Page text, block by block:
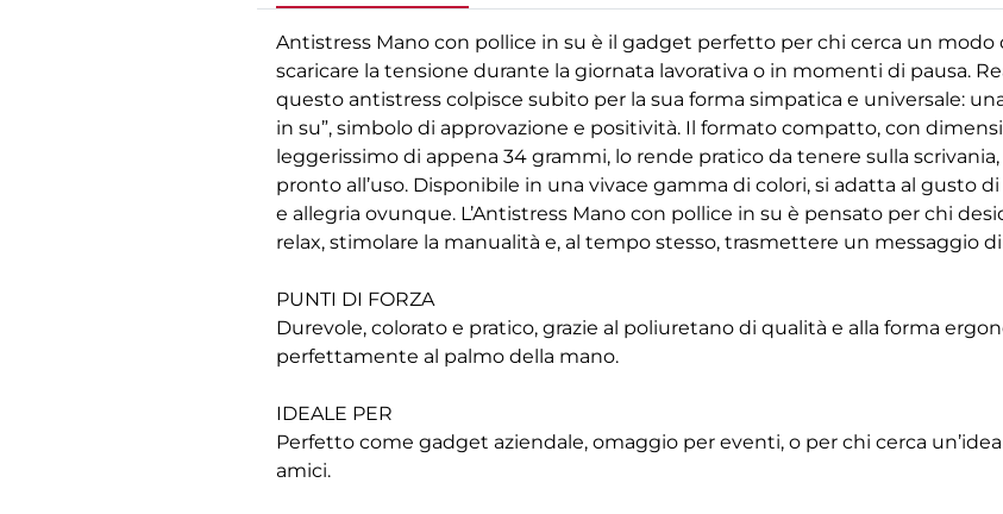
Antistress Mano con pollice in su è il gadget perfetto per chi cerca un
scaricare la tensione durante la giornata lavorativa o in momenti di pausa.
questo antistress colpisce subito per la sua forma simpatica e universale:
in su”, simbolo di approvazione e positività. Il formato compatto, con
leggerissimo di appena 34 grammi, lo rende pratico da tenere sulla
pronto all’uso. Disponibile in una vivace gamma di colori, si adatta al gusto
e allegria ovunque. L’Antistress Mano con pollice in su è pensato per chi
relax, stimolare la manualità e, al tempo stesso, trasmettere un messaggio
PUNTI DI FORZA
Durevole, colorato e pratico, grazie al poliuretano di qualità e alla forma
perfettamente al palmo della mano.
IDEALE PER
Perfetto come gadget aziendale, omaggio per eventi, o per chi cerca
amici.